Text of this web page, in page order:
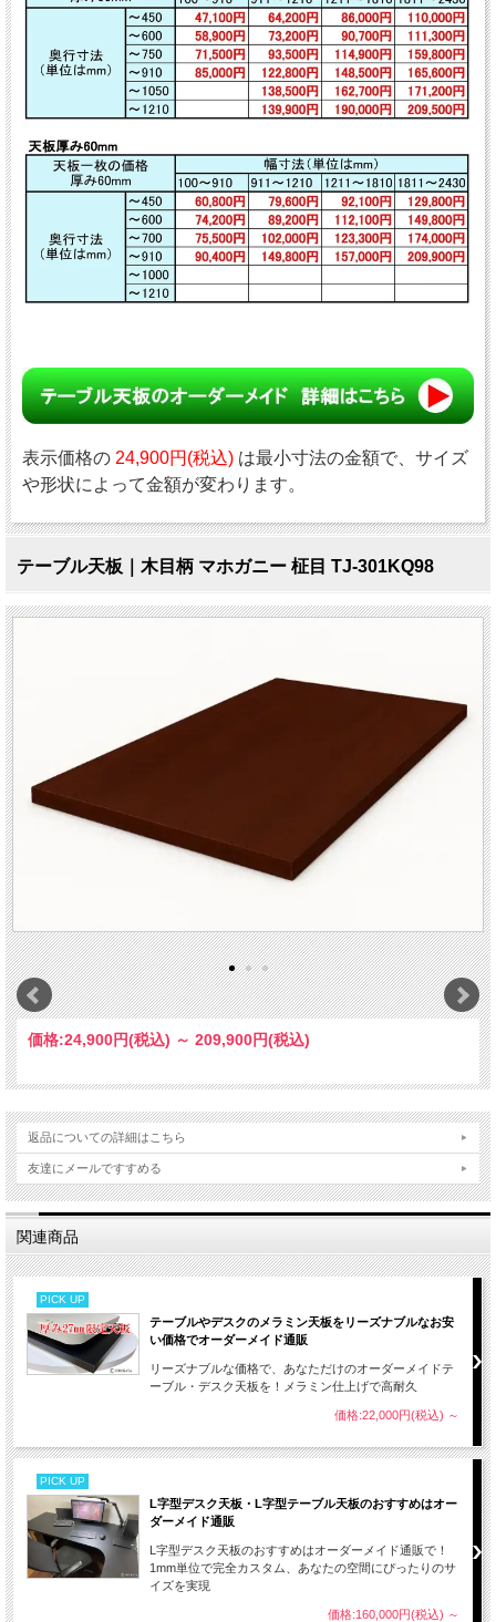
表示価格の 24,900円(税込) は最小寸法の金額で、サイズ
や形状によって金額が変わります。
テーブル天板｜木目柄 マホガニー 柾目 TJ-301KQ98
価格:24,900円(税込) ～ 209,900円(税込)
返品についての詳細はこちら
友達にメールですすめる
関連商品
PICK UP
テーブルやデスクのメラミン天板をリーズナブルなお安
い価格でオーダーメイド通販
リーズナブルな価格で、あなただけのオーダーメイドテ
ーブル・デスク天板を！メラミン仕上げで高耐久
価格:22,000円(税込) ～
PICK UP
L字型デスク天板・L字型テーブル天板のおすすめはオー
ダーメイド通販
L字型デスク天板のおすすめはオーダーメイド通販で！
1mm単位で完全カスタム、あなたの空間にぴったりのサ
イズを実現
価格:160,000円(税込) ～